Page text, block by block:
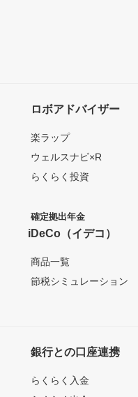
ロボアドバイザー
楽ラップ
ウェルスナビ×R
らくらく投資
確定拠出年金
iDeCo（イデコ）
商品一覧
節税シミュレーション
銀行との口座連携
らくらく入金